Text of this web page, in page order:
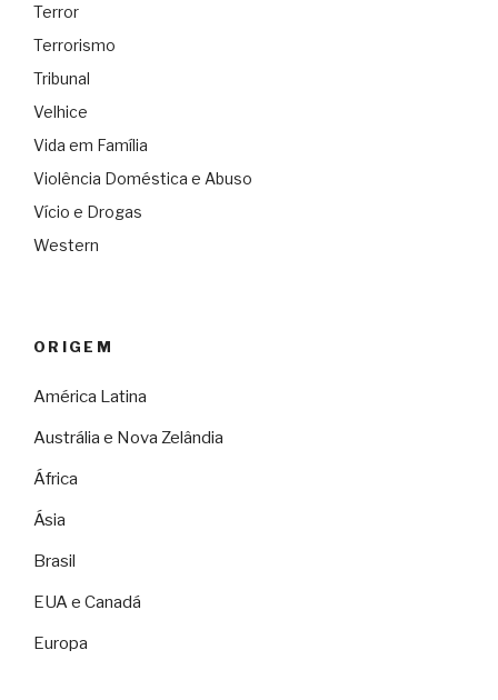
Terror
Terrorismo
Tribunal
Velhice
Vida em Família
Violência Doméstica e Abuso
Vício e Drogas
Western
ORIGEM
América Latina
Austrália e Nova Zelândia
África
Ásia
Brasil
EUA e Canadá
Europa